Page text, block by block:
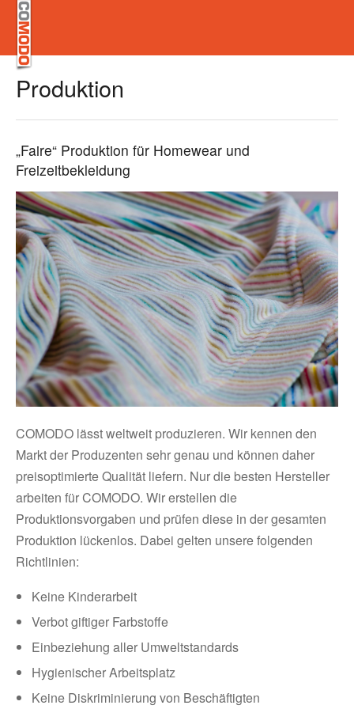
Produktion
„Faire“ Produktion für Homewear und
Freizeitbekleidung
COMODO lässt weltweit produzieren. Wir kennen den
Markt der Produzenten sehr genau und können daher
preisoptimierte Qualität liefern. Nur die besten Hersteller
arbeiten für COMODO. Wir erstellen die
Produktionsvorgaben und prüfen diese in der gesamten
Produktion lückenlos. Dabei gelten unsere folgenden
Richtlinien:
Keine Kinderarbeit
Verbot giftiger Farbstoffe
Einbeziehung aller Umweltstandards
Hygienischer Arbeitsplatz
Keine Diskriminierung von Beschäftigten